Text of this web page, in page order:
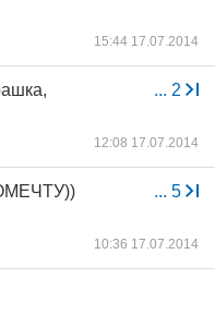
15:44 17.07.2014
... 2
12:08 17.07.2014
... 5
10:36 17.07.2014